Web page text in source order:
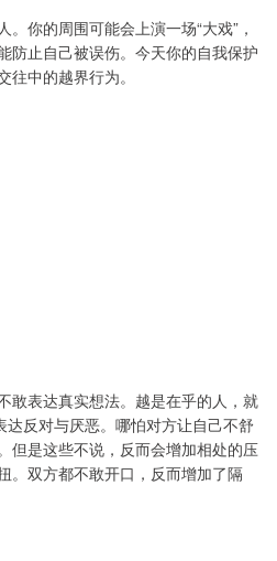
你的周围可能会上演一场“大戏”，
防止自己被误伤。今天你的自我保护
中的越界行为。
敢表达真实想法。越是在乎的人，就
达反对与厌恶。哪怕对方让自己不舒
但是这些不说，反而会增加相处的压
。双方都不敢开口，反而增加了隔